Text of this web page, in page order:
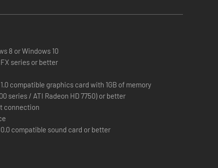
8 or Windows 10
series or better
compatible graphics card with 1GB of memory
series / ATI Radeon HD 7750) or better
connection
compatible sound card or better